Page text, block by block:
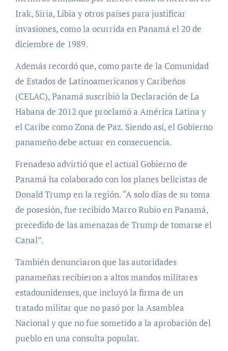
Irak, Siria, Libia y otros países para justificar
invasiones, como la ocurrida en Panamá el 20 de
diciembre de 1989.
Además recordó que, como parte de la Comunidad
de Estados de Latinoamericanos y Caribeños
(CELAC), Panamá suscribió la Declaración de La
Habana de 2012 que proclamó a América Latina y
el Caribe como Zona de Paz. Siendo así, el Gobierno
panameño debe actuar en consecuencia.
Frenadeso advirtió que el actual Gobierno de
Panamá ha colaborado con los planes belicistas de
Donald Trump en la región. “A solo días de su toma
de posesión, fue recibido Marco Rubio en Panamá,
precedido de las amenazas de Trump de tomarse el
Canal”.
También denunciaron que las autoridades
panameñas recibieron a altos mandos militares
estadounidenses, que incluyó la firma de un
tratado militar que no pasó por la Asamblea
Nacional y que no fue sometido a la aprobación del
pueblo en una consulta popular.